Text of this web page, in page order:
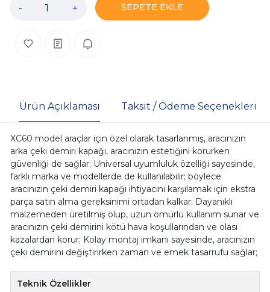
- + SEPETE EKLE
Ürün Açıklaması Taksit / Ödeme Seçenekleri
XC60 model araçlar için özel olarak tasarlanmış, aracınızın
arka çeki demiri kapağı, aracınızın estetiğini korurken
güvenliği de sağlar; Universal uyumluluk özelliği sayesinde,
farklı marka ve modellerde de kullanılabilir; böylece
aracınızın çeki demiri kapağı ihtiyacını karşılamak için ekstra
parça satın alma gereksinimi ortadan kalkar; Dayanıklı
malzemeden üretilmiş olup, uzun ömürlü kullanım sunar ve
aracınızın çeki demirini kötü hava koşullarından ve olası
kazalardan korur; Kolay montaj imkanı sayesinde, aracınızın
çeki demirini değiştirirken zaman ve emek tasarrufu sağlar;
Teknik Özellikler